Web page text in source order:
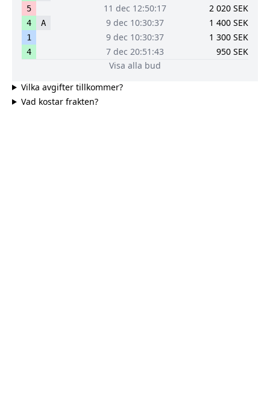
5 11 dec 12:50:17 2 020 SEK
4 A 9 dec 10:30:37 1 400 SEK
1 9 dec 10:30:37 1 300 SEK
4 7 dec 20:51:43 950 SEK
Visa alla bud
Vilka avgifter tillkommer?
Vad kostar frakten?